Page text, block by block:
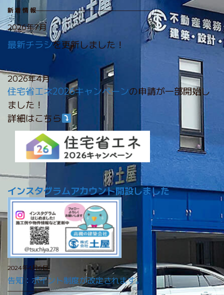
新 着 情 報———————————————————-
2026年7月
最新チラシを更新しました！
2026年4月
住宅省エネ2026キャンペーンの申請が一部開始し
ました！
詳細はこちら
インスタグラムアカウント開設しました
2024年4月6日
告知：ポイント制度が改定されます。
———————————————————